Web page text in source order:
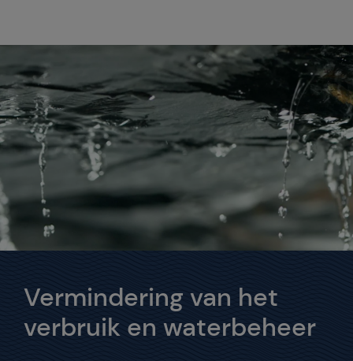
Vermindering van het
verbruik en waterbeheer